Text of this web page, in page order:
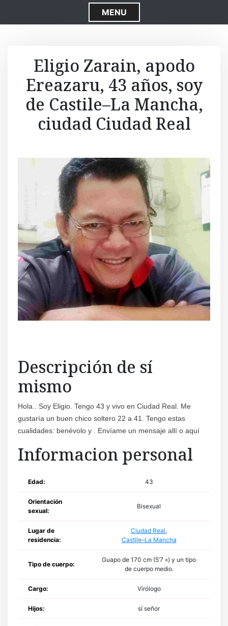
S
k
o
c
o
e
MENU
Eligio Zarain, apodo
Ereazaru, 43 años, soy
de Castile–La Mancha,
ciudad Ciudad Real
Descripción de sí
mismo
Hola.. Soy Eligio. Tengo 43 y vivo en Ciudad Real. Me
gustaría un buen chico soltero 22 a 41. Tengo estas
cualidades: benévolo y . Envíame un mensaje allí o aquí
Informacion personal
Edad: 43
Orientación
sexual:
Bisexual
Lugar de
residencia:
Ciudad Real,
Castile–La Mancha
Tipo de cuerpo:
Guapo de 170 cm (5’7 «) y un tipo
de cuerpo medio.
Cargo: Virólogo
Hijos: sí señor